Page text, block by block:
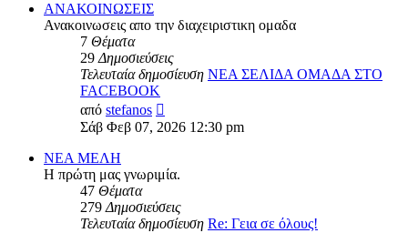
ΑΝΑΚΟΙΝΩΣΕΙΣ
Ανακοινωσεις απο την διαχειριστικη ομαδα
7 Θέματα
29Δημοσιεύσεις
Τελευταία δημοσίευση ΝΕΑ ΣΕΛΙΔΑ ΟΜΑΔΑ ΣΤΟ
FACEBOOK
από stefanos
της
Σάβ Φεβ 07, 2026 12:30 pm
ΝΕΑ ΜΕΛΗ
Η πρώτη μας γνωριμία.
47 Θέματα
279Δημοσιεύσεις
Τελευταία δημοσίευση Re: Γεια σε όλους!